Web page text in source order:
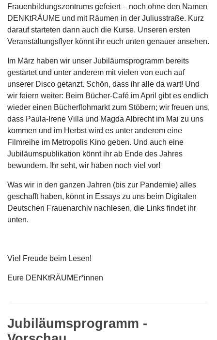
Frauenbildungszentrums gefeiert – noch ohne den Namen
DENKtRÄUME und mit Räumen in der Juliusstraße. Kurz
darauf starteten dann auch die Kurse. Unseren ersten
Veranstaltungsflyer könnt ihr euch unten genauer ansehen.
Im März haben wir unser Jubiläumsprogramm bereits
gestartet und unter anderem mit vielen von euch auf
unserer Disco getanzt. Schön, dass ihr alle da wart! Und
wir feiern weiter: Beim Bücher-Café im April gibt es endlich
wieder einen Bücherflohmarkt zum Stöbern; wir freuen uns,
dass Paula-Irene Villa und Magda Albrecht im Mai zu uns
kommen und im Herbst wird es unter anderem eine
Filmreihe im Metropolis Kino geben. Und auch eine
Jubiläumspublikation könnt ihr ab Ende des Jahres
bewundern. Ihr seht, wir haben noch viel vor!
Was wir in den ganzen Jahren (bis zur Pandemie) alles
geschafft haben, könnt in Essays zu uns beim Digitalen
Deutschen Frauenarchiv nachlesen, die Links findet ihr
unten.
Viel Freude beim Lesen!
Eure DENKtRÄUMEr*innen
Jubiläumsprogramm -